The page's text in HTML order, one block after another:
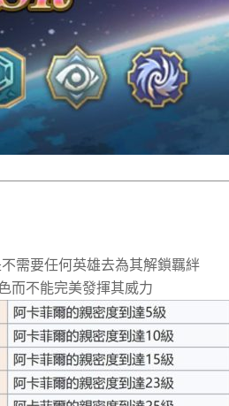
需要任何英雄去為其解鎖羈絆
而不能完美發揮其威力